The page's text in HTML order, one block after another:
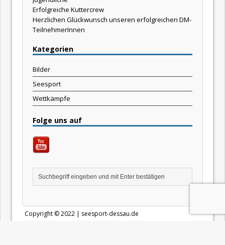
Erfolgreiche Kuttercrew
Herzlichen Glückwunsch unseren erfolgreichen DM-
TeilnehmerInnen
Kategorien
Bilder
Seesport
Wettkämpfe
Folge uns auf
Copyright © 2022 | seesport-dessau.de